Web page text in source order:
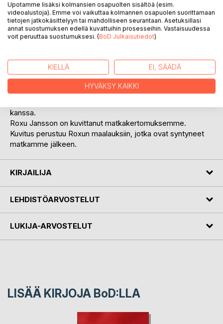
KUVAUS
Goa on paikka, johon joko rakastuu, tai ei, mutta varmaa on,
ettei sitä koskaan unohda. Namaste Goa, on
matkakertomus, joka perustuu matkan aikana tekemiini
muistiinpanoihin.
kanssa.
Roxu Jansson on kuvittanut matkakertomuksemme.
Kuvitus perustuu Roxun maalauksiin, jotka ovat syntyneet
matkamme jälkeen.
KIRJAILIJA
LEHDISTÖARVOSTELUT
LUKIJA-ARVOSTELUT
LISÄÄ KIRJOJA BoD:LLA
Upotamme lisäksi kolmansien osapuolten sisältöä (esim.
videoalustoja). Emme voi vaikuttaa kolmannen osapuolen suorittamaan
tietojen jatkokäsittelyyn tai mahdolliseen seurantaan. Asetuksillasi
annat suostumuksen edellä kuvattuihin prosesseihin. Vastaisuudessa
voit peruuttaa suostumuksesi. (BoD Julkaisutiedot)
KIELLÄ EI, SÄÄDÄ
HYVÄKSY KAIKKI